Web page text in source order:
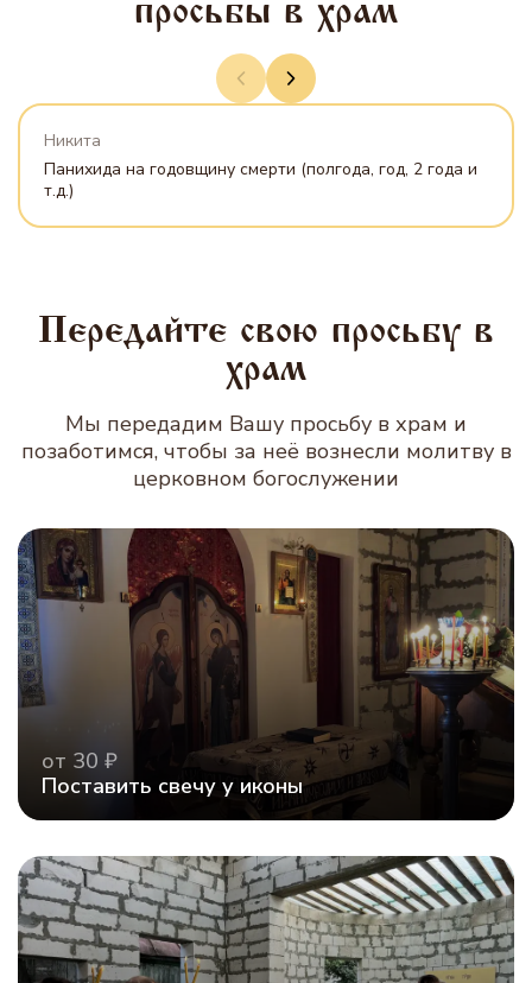
просьбы в храм
Никита
Панихида на годовщину смерти (полгода, год, 2 года и
т.д.)
Передайте свою просьбу в
храм
Мы передадим Вашу просьбу в храм и
позаботимся, чтобы за неё вознесли молитву в
церковном богослужении
Поставить свечу у иконы
от 30 ₽